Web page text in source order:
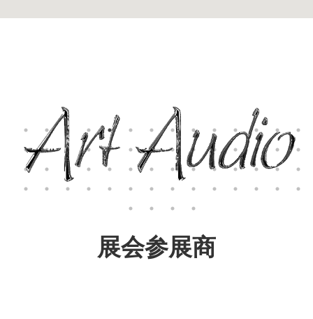
展会参展商